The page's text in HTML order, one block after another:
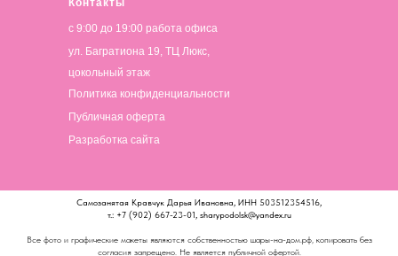
Контакты
с 9:00 до 19:00 работа офиса
ул. Багратиона 19, ТЦ Люкс,
цокольный этаж
Политика конфиденциальности
Публичная оферта
Разработка сайта
Самозанятая Кравчук Дарья Ивановна, ИНН 503512354516,
т.: +7 (902) 667-23-01, sharypodolsk@yandex.ru
Все фото и графические макеты являются собственностью шары-на-дом.рф, копировать без
согласия запрещено. Не является публичной офертой.